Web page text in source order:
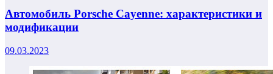
Автомобиль Porsche Cayenne: характеристики и
модификации
09.03.2023